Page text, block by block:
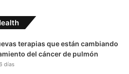
terapias que están cambiando
del cáncer de pulmón
días